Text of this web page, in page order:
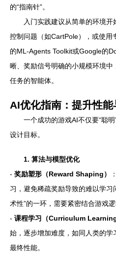
的“指南针”。
入门实践建议从简单的环境
控制问题（如CartPole），或使用
的ML-Agents Toolkit或Google的
晰、奖励信号明确的小规模环境
任务的智能体。
AI优化指南：提升性
一个成功的游戏AI不仅要“聪
设计目标。
1. 算法与模型优化
- 奖励塑形（Reward Shaping）
习，避免稀疏奖励导致的难以学习
术性”的一环，需要紧密结合游戏逻
- 课程学习（Curriculum Learning
始，逐步增加难度，如同人类的
最终性能。